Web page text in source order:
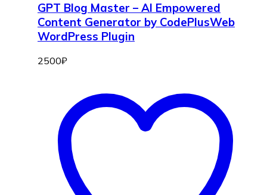
GPT Blog Master – AI Empowered
Content Generator by CodePlusWeb
WordPress Plugin
2500₽